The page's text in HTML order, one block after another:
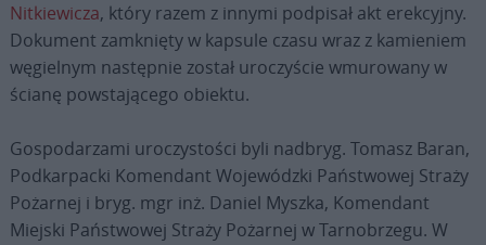
Nitkiewicza, który razem z innymi podpisał akt erekcyjny.
Dokument zamknięty w kapsule czasu wraz z kamieniem
węgielnym następnie został uroczyście wmurowany w
ścianę powstającego obiektu.
Gospodarzami uroczystości byli nadbryg. Tomasz Baran,
Podkarpacki Komendant Wojewódzki Państwowej Straży
Pożarnej i bryg. mgr inż. Daniel Myszka, Komendant
Miejski Państwowej Straży Pożarnej w Tarnobrzegu. W